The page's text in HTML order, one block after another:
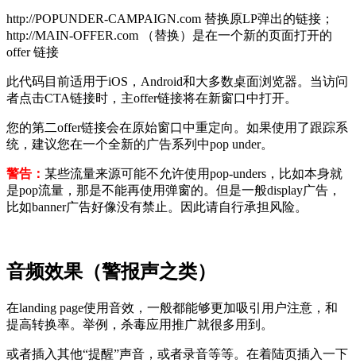
http://POPUNDER-CAMPAIGN.com 替换原LP弹出的链接；
http://MAIN-OFFER.com （替换）是在一个新的页面打开的
offer 链接
此代码目前适用于iOS，Android和大多数桌面浏览器。当访问
者点击CTA链接时，主offer链接将在新窗口中打开。
您的第二offer链接会在原始窗口中重定向。如果使用了跟踪系
统，建议您在一个全新的广告系列中pop under。
警告： 某些流量来源可能不允许使用pop-unders，比如本身就
是pop流量，那是不能再使用弹窗的。但是一般display广告，
比如banner广告好像没有禁止。因此请自行承担风险。
音频效果（警报声之类）
在landing page使用音效，一般都能够更加吸引用户注意，和
提高转换率。举例，杀毒应用推广就很多用到。
或者插入其他“提醒”声音，或者录音等等。在着陆页插入一下